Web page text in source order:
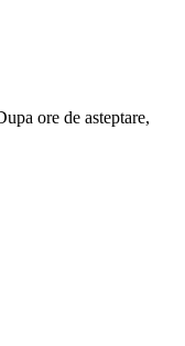
ore de asteptare,